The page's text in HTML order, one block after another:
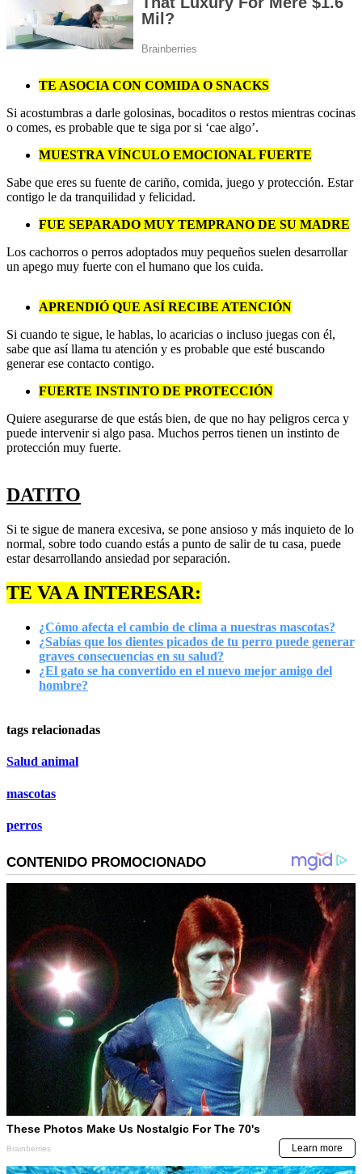
TE ASOCIA CON COMIDA O SNACKS
Si acostumbras a darle golosinas, bocaditos o restos mientras cocinas
o comes, es probable que te siga por si ‘cae algo’.
MUESTRA VÍNCULO EMOCIONAL FUERTE
Sabe que eres su fuente de cariño, comida, juego y protección. Estar
contigo le da tranquilidad y felicidad.
FUE SEPARADO MUY TEMPRANO DE SU MADRE
Los cachorros o perros adoptados muy pequeños suelen desarrollar
un apego muy fuerte con el humano que los cuida.
APRENDIÓ QUE ASÍ RECIBE ATENCIÓN
Si cuando te sigue, le hablas, lo acaricias o incluso juegas con él,
sabe que así llama tu atención y es probable que esté buscando
generar ese contacto contigo.
FUERTE INSTINTO DE PROTECCIÓN
Quiere asegurarse de que estás bien, de que no hay peligros cerca y
puede intervenir si algo pasa. Muchos perros tienen un instinto de
protección muy fuerte.
DATITO
Si te sigue de manera excesiva, se pone ansioso y más inquieto de lo
normal, sobre todo cuando estás a punto de salir de tu casa, puede
estar desarrollando ansiedad por separación.
TE VA A INTERESAR:
¿Cómo afecta el cambio de clima a nuestras mascotas?
¿Sabías que los dientes picados de tu perro puede generar
graves consecuencias en su salud?
¿El gato se ha convertido en el nuevo mejor amigo del
hombre?
tags relacionadas
Salud animal
mascotas
perros